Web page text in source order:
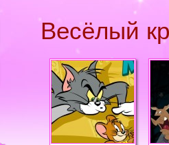
Весёлый